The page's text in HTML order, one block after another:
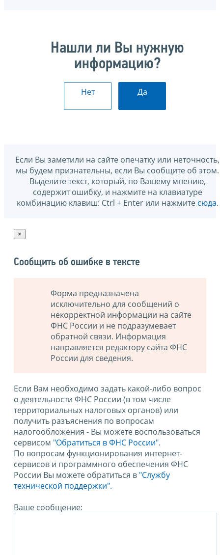
Нашли ли Вы нужную
информацию?
Нет Да
Если Вы заметили на сайте опечатку или неточность,
мы будем признательны, если Вы сообщите об этом.
Выделите текст, который, по Вашему мнению,
содержит ошибку, и нажмите на клавиатуре
комбинацию клавиш: Ctrl + Enter или нажмите сюда.
×
Сообщить об ошибке в тексте
Форма предназначена
исключительно для сообщений о
некорректной информации на сайте
ФНС России и не подразумевает
обратной связи. Информация
направляется редактору сайта ФНС
России для сведения.
Если Вам необходимо задать какой-либо вопрос
о деятельности ФНС России (в том числе
территориальных налоговых органов) или
получить разъяснения по вопросам
налогообложения - Вы можете воспользоваться
сервисом "Обратиться в ФНС России".
По вопросам функционирования интернет-
сервисов и программного обеспечения ФНС
России Вы можете обратиться в "Службу
технической поддержки".
Ваше сообщение: